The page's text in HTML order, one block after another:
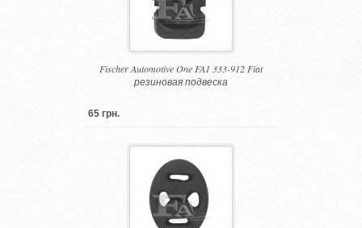
Fischer Automotive One FA1 333-912 Fiat
резиновая подвеска
65 грн.